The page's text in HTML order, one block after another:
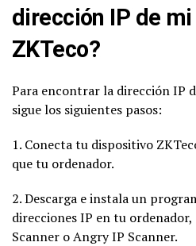
dirección IP de
ZKTeco?
Para encontrar la dirección IP
sigue los siguientes pasos:
1. Conecta tu dispositivo
que tu ordenador.
2. Descarga e instala un
direcciones IP en tu
Scanner o Angry IP Scanner.